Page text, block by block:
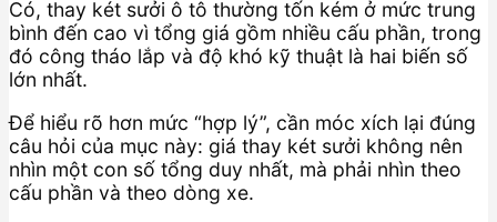
Có, thay két sưởi ô tô thường tốn kém ở mức trung
bình đến cao vì tổng giá gồm nhiều cấu phần, trong
đó công tháo lắp và độ khó kỹ thuật là hai biến số
lớn nhất.
Để hiểu rõ hơn mức “hợp lý”, cần móc xích lại đúng
câu hỏi của mục này: giá thay két sưởi không nên
nhìn một con số tổng duy nhất, mà phải nhìn theo
cấu phần và theo dòng xe.